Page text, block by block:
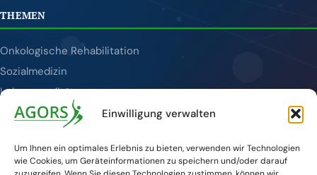
Einwilligung verwalten
Um Ihnen ein optimales Erlebnis zu bieten, verwenden wir Technologien
wie Cookies, um Geräteinformationen zu speichern und/oder darauf
THEMEN
Onkologische Rehabilitation
Sozialmedizin
Lebensqualität
Tumornachsorge